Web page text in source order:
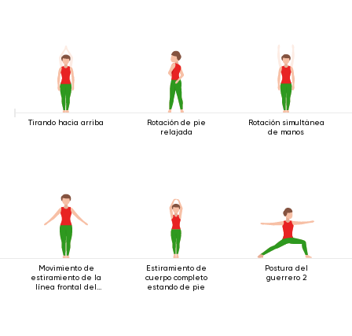
Tirando hacia arriba
Rotación de pie
relajada
Rotación simultánea
de manos
Movimiento de
estiramiento de la
línea frontal del
Estiramiento de
cuerpo completo
estando de pie
Postura del
guerrero 2